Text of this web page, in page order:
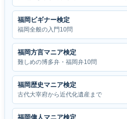
福岡ビギナー検定
福岡全般の入門10問
福岡方言マニア検定
難しめの博多弁・福岡弁10問
福岡歴史マニア検定
古代大宰府から近代化遺産まで
福岡偉人マニア検定